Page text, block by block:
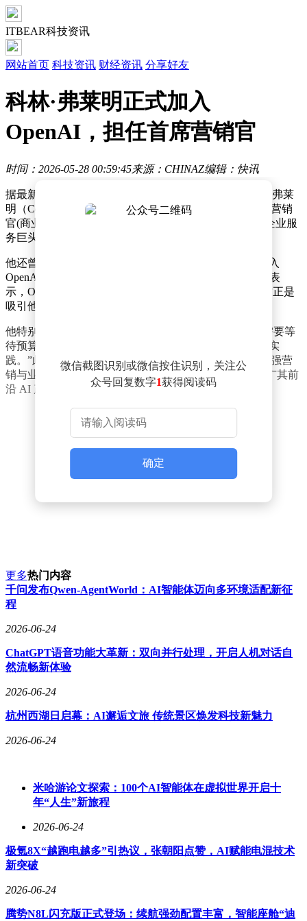
ITBEAR科技资讯
网站首页 科技资讯 财经资讯 分享好友
科林·弗莱明正式加入
OpenAI，担任首席营销官
时间：2026-05-28 00:59:45来源：CHINAZ编辑：快讯
据最新消息，前 ServiceNow 和 Salesforce 营销高管科林·弗莱
明（Colin Fleming）已正式宣布加入 OpenAI，担任首席营销
官(商业方向)。弗莱明拥有丰富的市场营销经验，曾在企业服
务巨头 ServiceNow 和 Salesforce 负责营销工作。
他还曾是一名职业赛车手，职业背景多元而独特。在加入
OpenAI 的声明中，弗莱明高度评价了这家 AI 公司。他表
示，OpenAI 是一家“改变人们对可能性认知”的公司，这正是
吸引他加入的核心原因。
他特别强调了 OpenAI 带来的工作方式变革:“创意不再需要等
待预算、审批或长达六个月的路线图。你可以直接动手实
践。”此番任命标志着 OpenAI 在商业化进程中进一步加强营
销与业务领导力，弗莱明将助力 OpenAI 在全球市场推广其前
沿 AI 产品与理念。
微信截图识别或微信按住识别，关注公
众号回复数字1获得阅读码
确定
更多热门内容
千问发布Qwen-AgentWorld：AI智能体迈向多环境适配新征
程
2026-06-24
ChatGPT语音功能大革新：双向并行处理，开启人机对话自
然流畅新体验
2026-06-24
杭州西湖日启幕：AI邂逅文旅 传统景区焕发科技新魅力
2026-06-24
米哈游论文探索：100个AI智能体在虚拟世界开启十
年“人生”新旅程
2026-06-24
极氪8X“越跑电越多”引热议，张朝阳点赞，AI赋能电混技术
新突破
2026-06-24
腾势N8L闪充版正式登场：续航强劲配置丰富，智能座舱“迪